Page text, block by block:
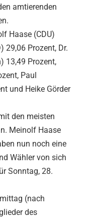
amtierenden
Haase (CDU)
29,06 Prozent, Dr.
13,49 Prozent,
Paul
und Heike Görder
den meisten
Meinolf Haase
nun noch eine
Wähler von sich
Sonntag, 28.
(nach
des